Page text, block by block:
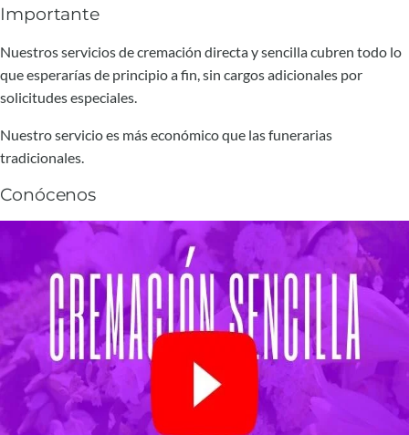
Importante
Nuestros servicios de cremación directa y sencilla cubren todo lo
que esperarías de principio a fin, sin cargos adicionales por
solicitudes especiales.
Nuestro servicio es más económico que las funerarias
tradicionales.
Conócenos